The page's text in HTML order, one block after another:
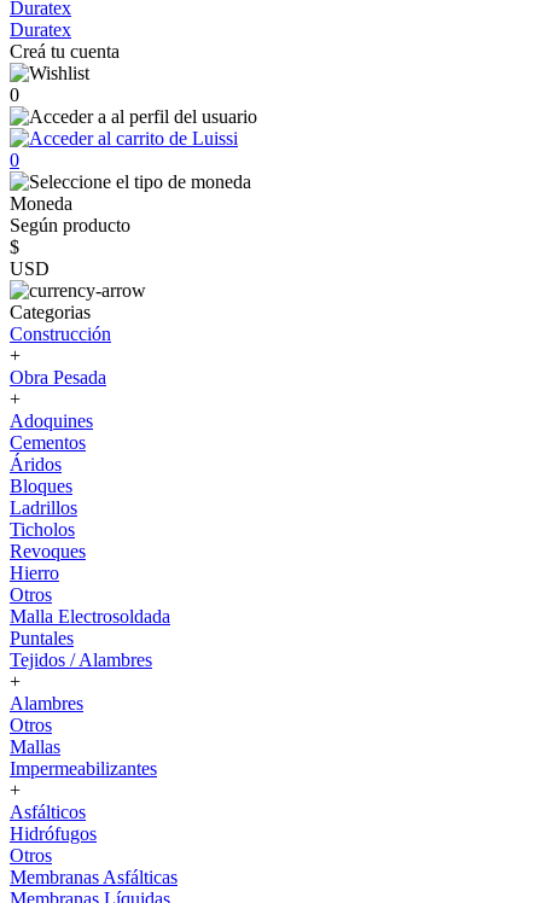
Duratex
Duratex
Creá tu cuenta
0
0
Moneda
Según producto
$
USD
Categorias
Construcción
+
Obra Pesada
+
Adoquines
Cementos
Áridos
Bloques
Ladrillos
Ticholos
Revoques
Hierro
Otros
Malla Electrosoldada
Puntales
Tejidos / Alambres
+
Alambres
Otros
Mallas
Impermeabilizantes
+
Asfálticos
Hidrófugos
Otros
Membranas Asfálticas
Membranas Líquidas